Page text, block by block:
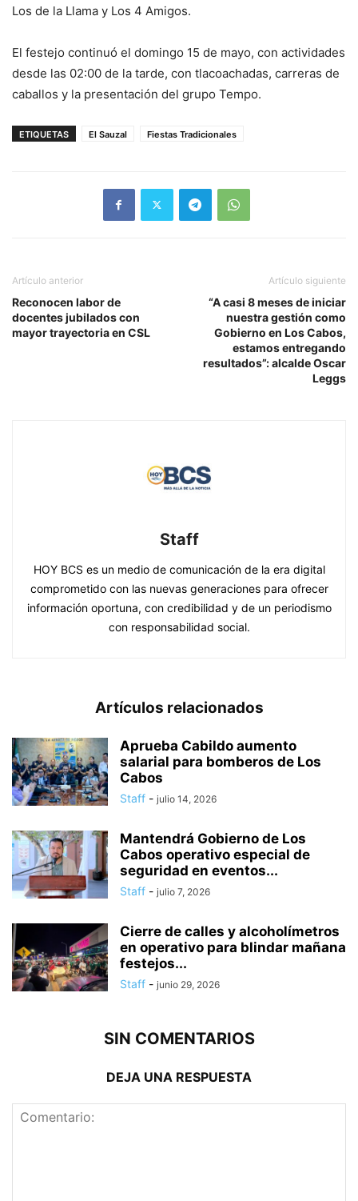
Los de la Llama y Los 4 Amigos.
El festejo continuó el domingo 15 de mayo, con actividades
desde las 02:00 de la tarde, con tlacoachadas, carreras de
caballos y la presentación del grupo Tempo.
ETIQUETAS El Sauzal Fiestas Tradicionales
Artículo anterior
Reconocen labor de
docentes jubilados con
mayor trayectoria en CSL
Artículo siguiente
“A casi 8 meses de iniciar
nuestra gestión como
Gobierno en Los Cabos,
estamos entregando
resultados”: alcalde Oscar
Leggs
Staff
HOY BCS es un medio de comunicación de la era digital
comprometido con las nuevas generaciones para ofrecer
información oportuna, con credibilidad y de un periodismo
con responsabilidad social.
Artículos relacionados
Aprueba Cabildo aumento
salarial para bomberos de Los
Cabos
Staff - julio 14, 2026
Mantendrá Gobierno de Los
Cabos operativo especial de
seguridad en eventos...
Staff - julio 7, 2026
Cierre de calles y alcoholímetros
en operativo para blindar mañana
festejos...
Staff - junio 29, 2026
SIN COMENTARIOS
DEJA UNA RESPUESTA